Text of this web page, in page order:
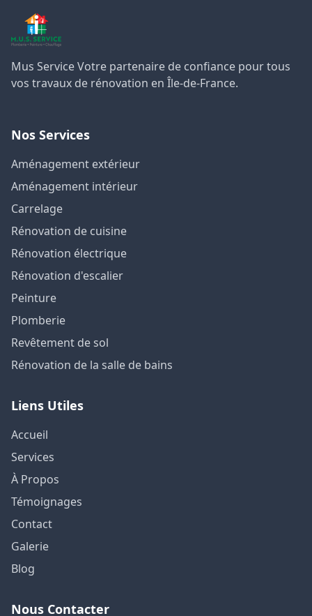
Mus Service
Mus Service Votre partenaire de confiance pour tous
vos travaux de rénovation en Île-de-France.
Nos Services
Aménagement extérieur
Aménagement intérieur
Carrelage
Rénovation de cuisine
Rénovation électrique
Rénovation d'escalier
Peinture
Plomberie
Revêtement de sol
Rénovation de la salle de bains
Liens Utiles
Accueil
Services
À Propos
Témoignages
Contact
Galerie
Blog
Nous Contacter